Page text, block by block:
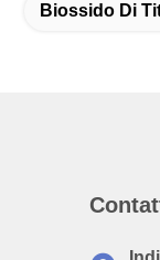
Biossido Di